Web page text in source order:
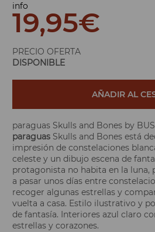
info
19,95€
PRECIO OFERTA
DISPONIBLE
AÑADIR AL
paraguas Skulls and Bones by
paraguas Skulls and Bones está
impresión de constelaciones
celeste y un dibujo escena de
protagonista no habita en la luna,
a pasar unos días entre
recoger algunas estrellas y
vuelta a casa. Estilo ilustrativo y
de fantasía. Interiores azul claro
estrellas y corazones.